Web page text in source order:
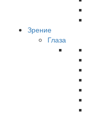
Зрение
Глаза